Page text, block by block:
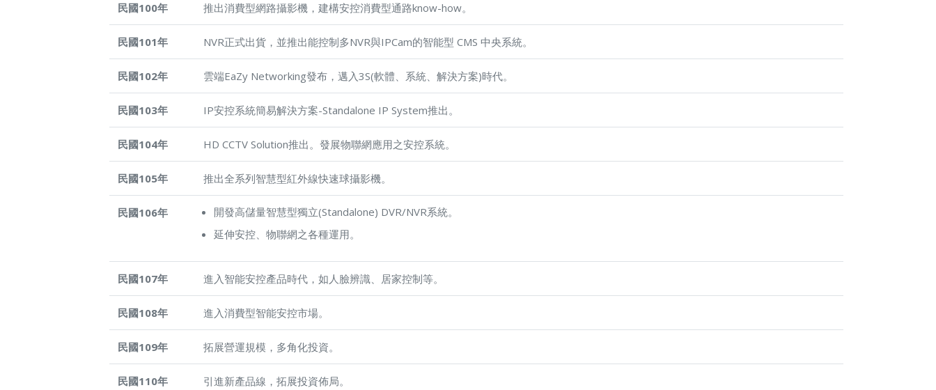
民國100年 推出消費型網路攝影機，建構安控消費型通路know-how。
民國101年 NVR正式出貨，並推出能控制多NVR與IPCam的智能型 CMS 中央系統。
民國102年 雲端EaZy Networking發布，邁入3S(軟體、系統、解決方案)時代。
民國103年 IP安控系統簡易解決方案-Standalone IP System推出。
民國104年 HD CCTV Solution推出。發展物聯網應用之安控系統。
民國105年 推出全系列智慧型紅外線快速球攝影機。
民國106年
開發高儲量智慧型獨立(Standalone) DVR/NVR系統。
延伸安控、物聯網之各種運用。
民國107年 進入智能安控產品時代，如人臉辨識、居家控制等。
民國108年 進入消費型智能安控市場。
民國109年 拓展營運規模，多角化投資。
民國110年 引進新產品線，拓展投資佈局。